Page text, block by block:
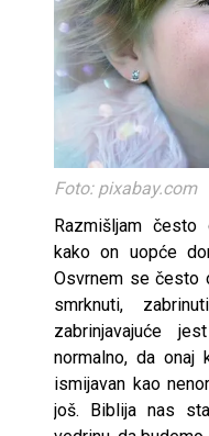
Foto: pixabay.com
Razmišljam
kako on uopće
Osvrnem se često
smrknuti,
zabrinjavajuće
normalno, da
ismijavan kao
još. Biblija nas